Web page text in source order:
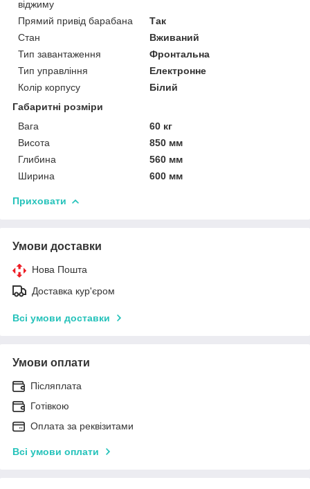
віджиму
Прямий привід барабана
Так
Стан
Вживаний
Тип завантаження
Фронтальна
Тип управління
Електронне
Колір корпусу
Білий
Габаритні розміри
Вага
60 кг
Висота
850 мм
Глибина
560 мм
Ширина
600 мм
Приховати
Умови доставки
Нова Пошта
Доставка кур'єром
Всі умови доставки
Умови оплати
Післяплата
Готівкою
Оплата за реквізитами
Всі умови оплати